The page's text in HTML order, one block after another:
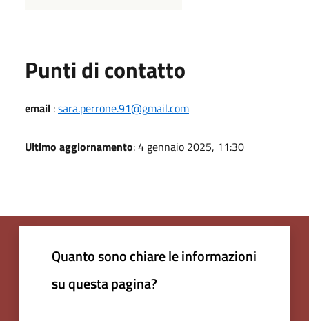
Punti di contatto
email :sara.perrone.91@gmail.com
Ultimo aggiornamento: 4 gennaio 2025, 11:30
Quanto sono chiare le informazioni
su questa pagina?